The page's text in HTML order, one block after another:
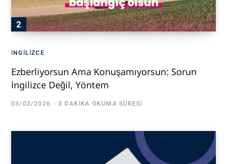
İNGILIZCE
Ezberliyorsun Ama Konuşamıyorsun: Sorun
İngilizce Değil, Yöntem
03/02/2026 3 DAKIKA OKUMA SÜRESI